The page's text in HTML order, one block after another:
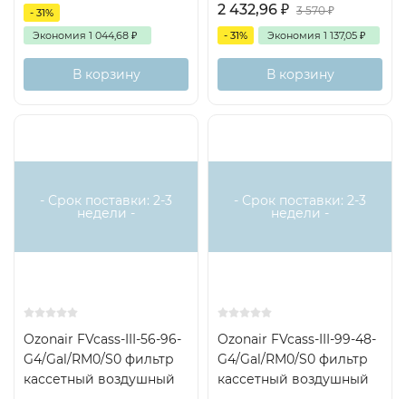
- 31%
Экономия 1 044,68 ₽
В корзину
2 432,96 ₽ 3 570₽
- 31% Экономия 1 137,05 ₽
В корзину
- Срок поставки: 2-3
недели -
Ozonair FVcass-III-56-96-
G4/Gal/RM0/S0 фильтр
кассетный воздушный
- Срок поставки: 2-3
недели -
Ozonair FVcass-III-99-48-
G4/Gal/RM0/S0 фильтр
кассетный воздушный